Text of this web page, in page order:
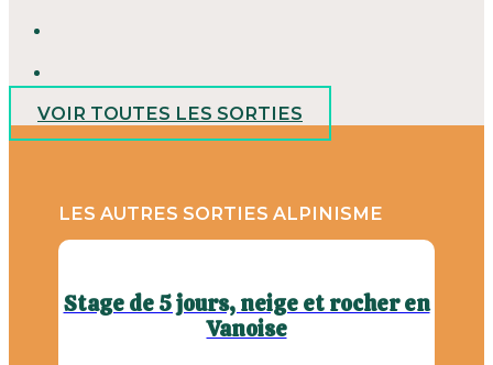
VOIR TOUTES LES SORTIES
LES AUTRES SORTIES ALPINISME
Stage de 5 jours, neige et rocher en
Vanoise